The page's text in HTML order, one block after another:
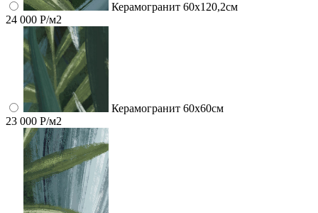
Керамогранит 60x120,2см
24 000 Р/м2
Керамогранит 60x60см
23 000 Р/м2